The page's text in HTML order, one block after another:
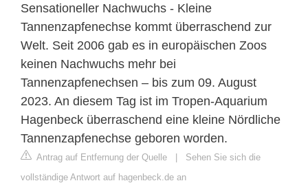
Sensationeller Nachwuchs - Kleine
Tannenzapfenechse kommt überraschend zur
Welt. Seit 2006 gab es in europäischen Zoos
keinen Nachwuchs mehr bei
Tannenzapfenechsen – bis zum 09. August
2023. An diesem Tag ist im Tropen-Aquarium
Hagenbeck überraschend eine kleine Nördliche
Tannenzapfenechse geboren worden.
Antrag auf Entfernung der Quelle | Sehen Sie sich die
vollständige Antwort auf hagenbeck.de an